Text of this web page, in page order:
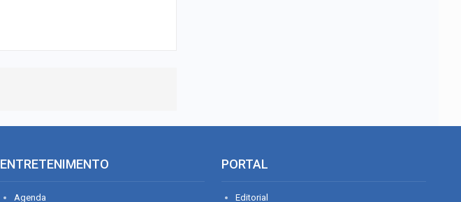
ENTRETENIMENTO
Agenda
PORTAL
Editorial